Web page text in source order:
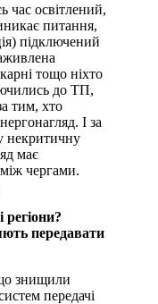
час освітлений,
питання,
підключений
тощо ніхто
до ТП,
тим, хто
І за
некритичну
має
між чергами.
передавати
знищили
передачі